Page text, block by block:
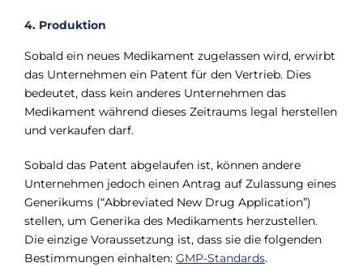
4. Produktion
Sobald ein neues Medikament zugelassen wird, erwirbt
das Unternehmen ein Patent für den Vertrieb. Dies
bedeutet, dass kein anderes Unternehmen das
Medikament während dieses Zeitraums legal herstellen
und verkaufen darf.
Sobald das Patent abgelaufen ist, können andere
Unternehmen jedoch einen Antrag auf Zulassung eines
Generikums (“Abbreviated New Drug Application”)
stellen, um Generika des Medikaments herzustellen.
Die einzige Voraussetzung ist, dass sie die folgenden
Bestimmungen einhalten: GMP-Standards.